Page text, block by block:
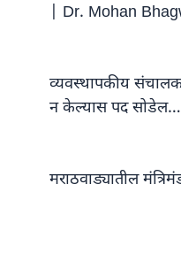
| Dr. Mohan
व्यवस्थापकीय
न केल्यास पद सोडेल…
मराठवाड्यातील